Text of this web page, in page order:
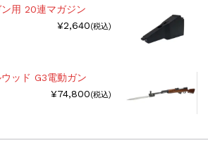
用 20連マガジン
¥2,640(税込)
ッド G3電動ガン
¥74,800(税込)